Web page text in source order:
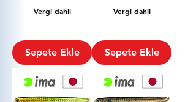
Vergi dahil
Sepete Ekle
Vergi dahil
Sepete Ekle